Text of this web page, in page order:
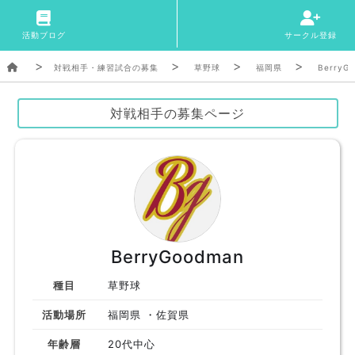
活動ブログ サークル登録
対戦相手・練習試合の募集 草野球 福岡県
対戦相手の募集ページ
BerryGoodman
種目 草野球
活動場所 福岡県 ・佐賀県
年齢層 20代中心